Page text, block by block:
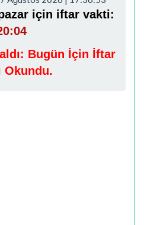
için iftar vakti:
Bugün İçin İftar
Okundu.